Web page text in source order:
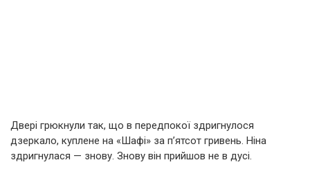
Двері грюкнули так, що в передпокої здригнулося
дзеркало, куплене на «Шафі» за п’ятсот гривень. Ніна
здригнулася — знову. Знову він прийшов не в дусі.